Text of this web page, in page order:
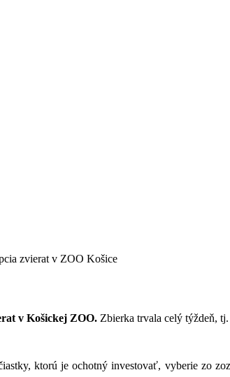
zvierat v ZOO Košice
v Košickej ZOO. Zbierka trvala celý týždeň, tj.
ktorú je ochotný investovať, vyberie zo